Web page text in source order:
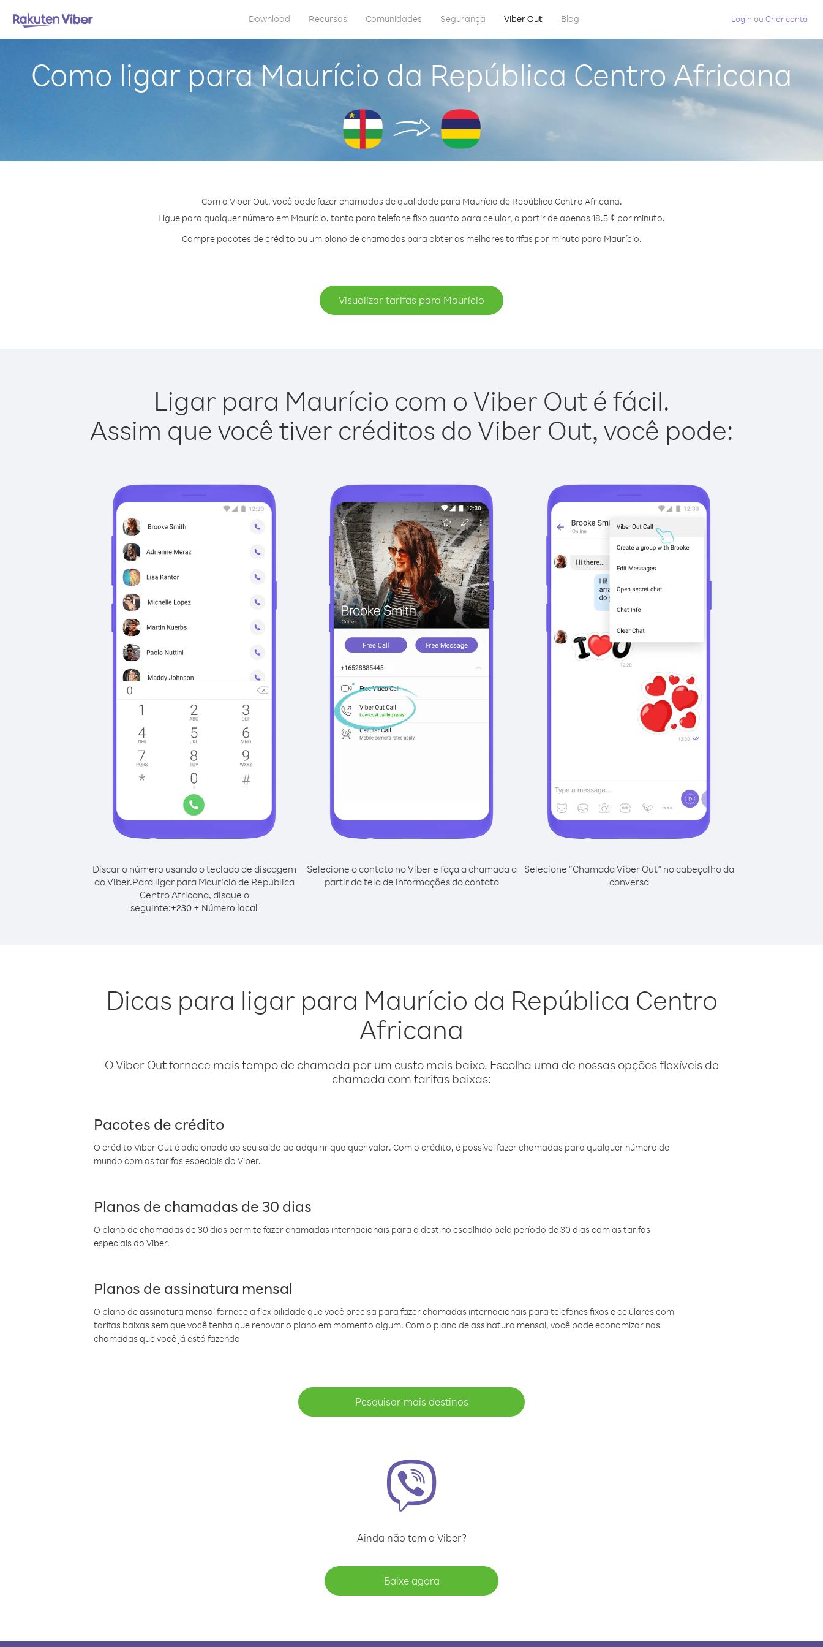
Download Recursos Comunidades Segurança Viber Out Blog Login ou Criar conta
Como ligar para Maurício da República Centro Africana
Com o Viber Out, você pode fazer chamadas de qualidade para Maurício de República Centro Africana.
Ligue para qualquer número em Maurício, tanto para telefone fixo quanto para celular, a partir de apenas 18.5 ¢ por minuto.
Compre pacotes de crédito ou um plano de chamadas para obter as melhores tarifas por minuto para Maurício.
Visualizar tarifas para Maurício
Ligar para Maurício com o Viber Out é fácil.
Assim que você tiver créditos do Viber Out, você pode:
Discar o número usando o teclado de discagem
do Viber.Para ligar para Maurício de República
Centro Africana, disque o
seguinte:+230 + Número local
Selecione o contato no Viber e faça a chamada a
partir da tela de informações do contato
Selecione “Chamada Viber Out” no cabeçalho da
conversa
Dicas para ligar para Maurício da República Centro
Africana
O Viber Out fornece mais tempo de chamada por um custo mais baixo. Escolha uma de nossas opções flexíveis de
chamada com tarifas baixas:
Pacotes de crédito
O crédito Viber Out é adicionado ao seu saldo ao adquirir qualquer valor. Com o crédito, é possível fazer chamadas para qualquer número do
mundo com as tarifas especiais do Viber.
Planos de chamadas de 30 dias
O plano de chamadas de 30 dias permite fazer chamadas internacionais para o destino escolhido pelo período de 30 dias com as tarifas
especiais do Viber.
Planos de assinatura mensal
O plano de assinatura mensal fornece a flexibilidade que você precisa para fazer chamadas internacionais para telefones fixos e celulares com
tarifas baixas sem que você tenha que renovar o plano em momento algum. Com o plano de assinatura mensal, você pode economizar nas
chamadas que você já está fazendo
Pesquisar mais destinos
Ainda não tem o Viber?
Baixe agora